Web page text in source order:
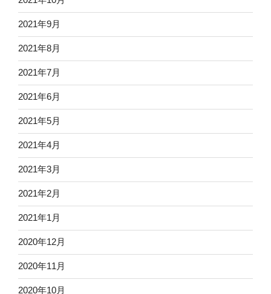
2021年9月
2021年8月
2021年7月
2021年6月
2021年5月
2021年4月
2021年3月
2021年2月
2021年1月
2020年12月
2020年11月
2020年10月